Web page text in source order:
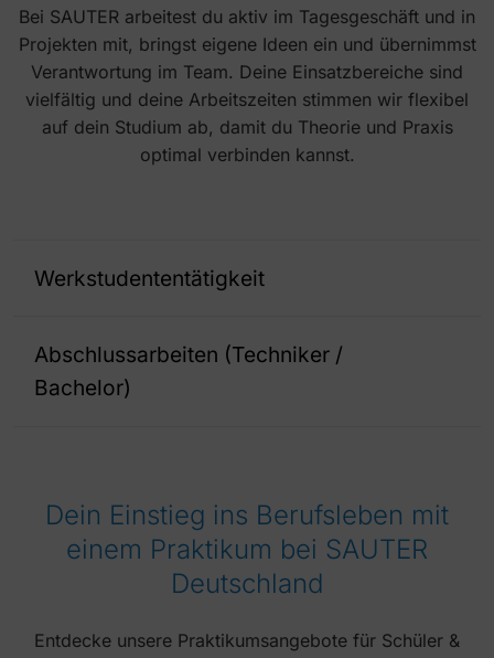
Bei SAUTER arbeitest du aktiv im Tagesgeschäft und in
Projekten mit, bringst eigene Ideen ein und übernimmst
Verantwortung im Team. Deine Einsatzbereiche sind
vielfältig und deine Arbeitszeiten stimmen wir flexibel
auf dein Studium ab, damit du Theorie und Praxis
optimal verbinden kannst.
Werkstudententätigkeit
Abschlussarbeiten (Techniker /
Bachelor)
Dein Einstieg ins Berufsleben mit
einem Praktikum bei SAUTER
Deutschland
Entdecke unsere Praktikumsangebote für Schüler &